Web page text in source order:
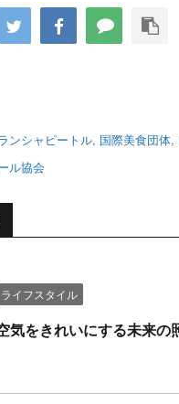
ンシャピートル, 国際美食団体,
ル協会
ライフスタイル
気をきれいにする未来の